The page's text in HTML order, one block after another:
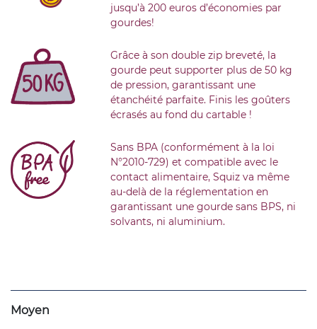
jusqu’à 200 euros d’économies par
gourdes!
Grâce à son double zip breveté, la
gourde peut supporter plus de 50 kg
de pression, garantissant une
étanchéité parfaite. Finis les goûters
écrasés au fond du cartable !
Sans BPA (conformément à la loi
N°2010-729) et compatible avec le
contact alimentaire, Squiz va même
au-delà de la réglementation en
garantissant une gourde sans BPS, ni
solvants, ni aluminium.
Moyen